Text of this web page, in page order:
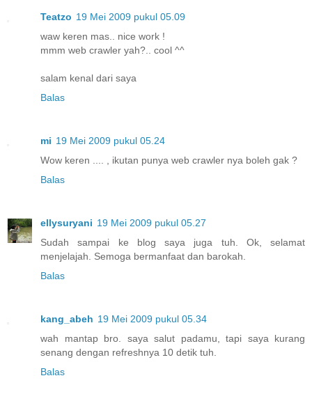
Teatzo 19 Mei 2009 pukul 05.09
waw keren mas.. nice work !
mmm web crawler yah?.. cool ^^
salam kenal dari saya
Balas
mi 19 Mei 2009 pukul 05.24
Wow keren .... , ikutan punya web crawler nya boleh gak ?
Balas
ellysuryani 19 Mei 2009 pukul 05.27
Sudah sampai ke blog saya juga tuh. Ok, selamat
menjelajah. Semoga bermanfaat dan barokah.
Balas
kang_abeh 19 Mei 2009 pukul 05.34
wah mantap bro. saya salut padamu, tapi saya kurang
senang dengan refreshnya 10 detik tuh.
Balas